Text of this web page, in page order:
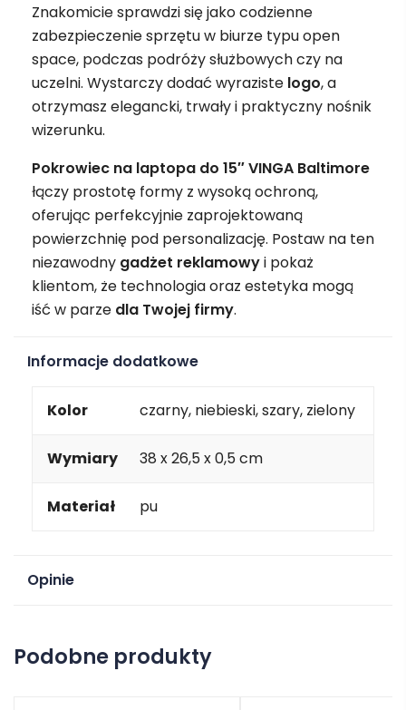
Znakomicie sprawdzi się jako codzienne
zabezpieczenie sprzętu w biurze typu open
space, podczas podróży służbowych czy na
uczelni. Wystarczy dodać wyraziste logo, a
otrzymasz elegancki, trwały i praktyczny nośnik
wizerunku.
Pokrowiec na laptopa do 15″ VINGA Baltimore
łączy prostotę formy z wysoką ochroną,
oferując perfekcyjnie zaprojektowaną
powierzchnię pod personalizację. Postaw na ten
niezawodny gadżet reklamowyi pokaż
klientom, że technologia oraz estetyka mogą
iść w parze dla Twojej firmy.
Informacje dodatkowe
Kolor czarny, niebieski, szary, zielony
Wymiary 38 x 26,5 x 0,5 cm
Materiał pu
Opinie
Podobne produkty